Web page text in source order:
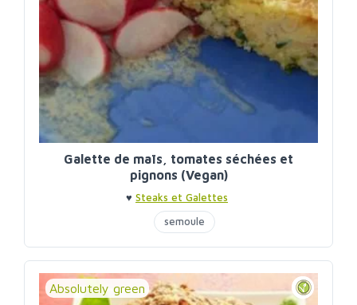
Galette de maïs, tomates séchées et
pignons (Vegan)
♥ Steaks et Galettes
semoule
Absolutely green